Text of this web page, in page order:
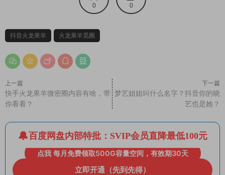
0 0
抖音火龙果羊 火龙果羊觅圈
上一篇
快手火龙果羊微密圈内容有啥，带
你看看？
下一篇
梦艺姐姐叫什么名字？抖音你的晓
艺也是她？
百度网盘内部特批：SVIP会员直降最低100元
点我 每月免费领取500G容量空间，有效期30天
立即开通（先到先得）